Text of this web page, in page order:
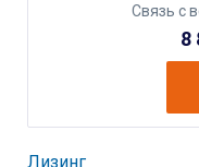
Связь с
8
Лизинг